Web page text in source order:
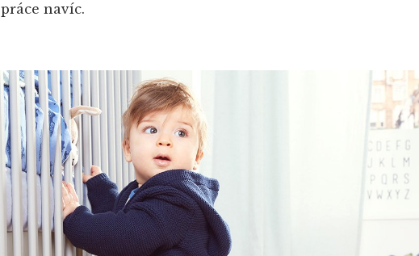
práce navíc.